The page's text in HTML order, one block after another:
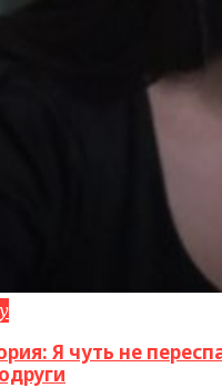
Я чуть не